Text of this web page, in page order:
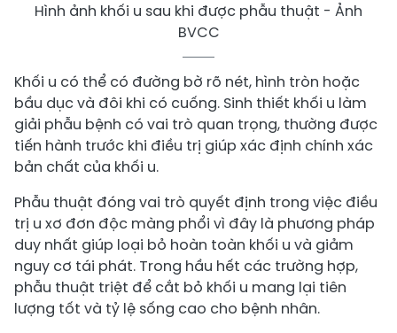
Hình ảnh khối u sau khi được phẫu thuật - Ảnh
BVCC
Khối u có thể có đường bờ rõ nét, hình tròn hoặc
bầu dục và đôi khi có cuống. Sinh thiết khối u làm
giải phẫu bệnh có vai trò quan trọng, thường được
tiến hành trước khi điều trị giúp xác định chính xác
bản chất của khối u.
Phẫu thuật đóng vai trò quyết định trong việc điều
trị u xơ đơn độc màng phổi vì đây là phương pháp
duy nhất giúp loại bỏ hoàn toàn khối u và giảm
nguy cơ tái phát. Trong hầu hết các trường hợp,
phẫu thuật triệt để cắt bỏ khối u mang lại tiên
lượng tốt và tỷ lệ sống cao cho bệnh nhân.